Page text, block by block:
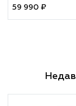
59 990 ₽